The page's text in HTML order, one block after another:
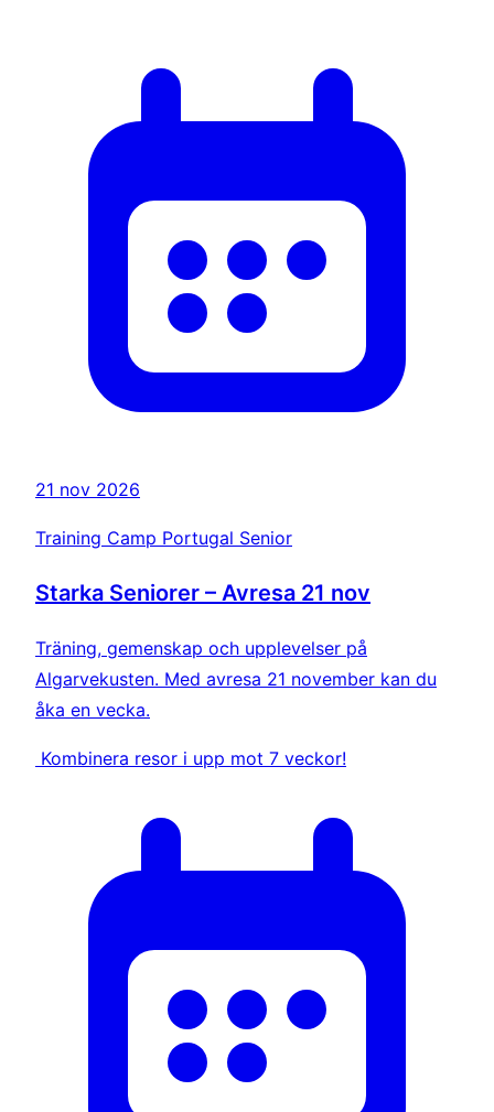
21 nov 2026
Training Camp Portugal Senior
Starka Seniorer – Avresa 21 nov
Träning, gemenskap och upplevelser på
Algarvekusten. Med avresa 21 november kan du
åka en vecka.
Kombinera resor i upp mot 7 veckor!